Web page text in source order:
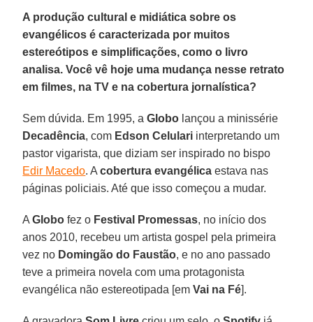
A produção cultural e midiática sobre os
evangélicos é caracterizada por muitos
estereótipos e simplificações, como o livro
analisa. Você vê hoje uma mudança nesse retrato
em filmes, na TV e na cobertura jornalística?
Sem dúvida. Em 1995, aGlobo lançou a minissérie
Decadência, com Edson Celulari interpretando um
pastor vigarista, que diziam ser inspirado no bispo
Edir Macedo. Acobertura evangélica estava nas
páginas policiais. Até que isso começou a mudar.
AGlobo fez o Festival Promessas, no início dos
anos 2010, recebeu um artista gospel pela primeira
vez no Domingão do Faustão, e no ano passado
teve a primeira novela com uma protagonista
evangélica não estereotipada [emVai na Fé].